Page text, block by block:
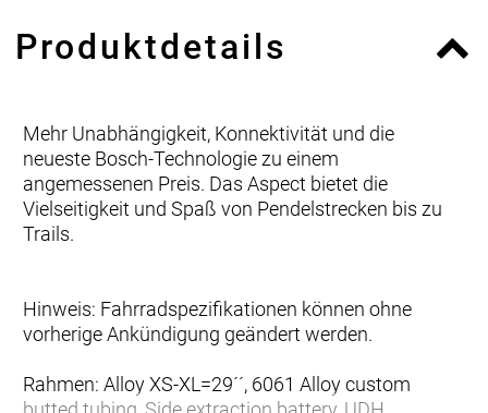
Produktdetails
Mehr Unabhängigkeit, Konnektivität und die
neueste Bosch-Technologie zu einem
angemessenen Preis. Das Aspect bietet die
Vielseitigkeit und Spaß von Pendelstrecken bis zu
Trails.
Hinweis: Fahrradspezifikationen können ohne
vorherige Ankündigung geändert werden.
Rahmen: Alloy XS-XL=29´´, 6061 Alloy custom